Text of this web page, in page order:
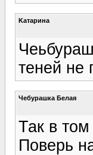
Kатарина
теней не
Чебурашка Белая
Так в
Поверь